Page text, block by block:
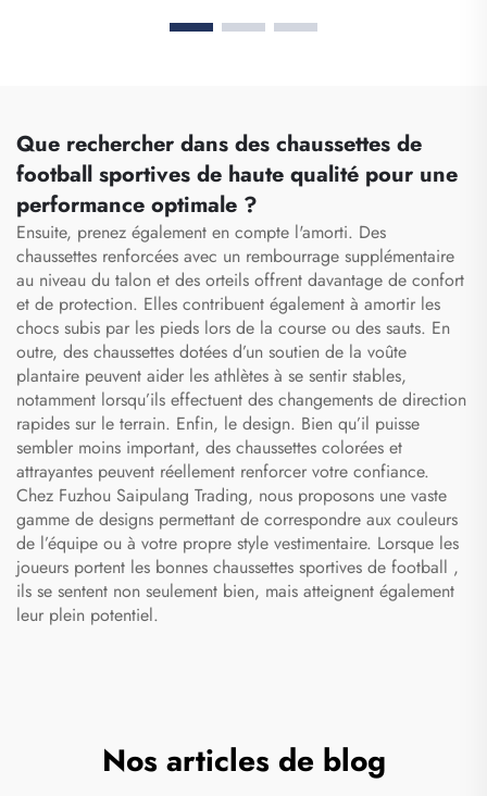
pour la Thaïlande, kits
vêtements de football
pour entraînement
Que rechercher dans des chaussettes de
football sportives de haute qualité pour une
performance optimale ?
Ensuite, prenez également en compte l'amorti. Des
chaussettes renforcées avec un rembourrage supplémentaire
au niveau du talon et des orteils offrent davantage de confort
et de protection. Elles contribuent également à amortir les
chocs subis par les pieds lors de la course ou des sauts. En
outre, des chaussettes dotées d’un soutien de la voûte
plantaire peuvent aider les athlètes à se sentir stables,
notamment lorsqu’ils effectuent des changements de direction
rapides sur le terrain. Enfin, le design. Bien qu’il puisse
sembler moins important, des chaussettes colorées et
attrayantes peuvent réellement renforcer votre confiance.
Chez Fuzhou Saipulang Trading, nous proposons une vaste
gamme de designs permettant de correspondre aux couleurs
de l’équipe ou à votre propre style vestimentaire. Lorsque les
joueurs portent les bonnes chaussettes sportives de football ,
ils se sentent non seulement bien, mais atteignent également
leur plein potentiel.
Nos articles de blog